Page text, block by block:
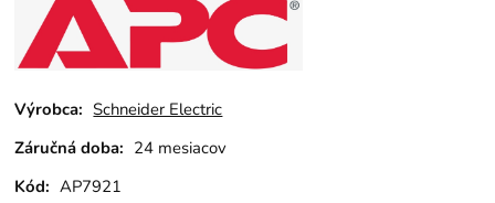
Výrobca: Schneider Electric
Záručná doba: 24 mesiacov
Kód: AP7921